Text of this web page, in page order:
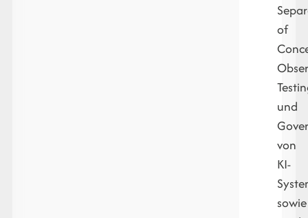
of
und
von
KI-
sowie